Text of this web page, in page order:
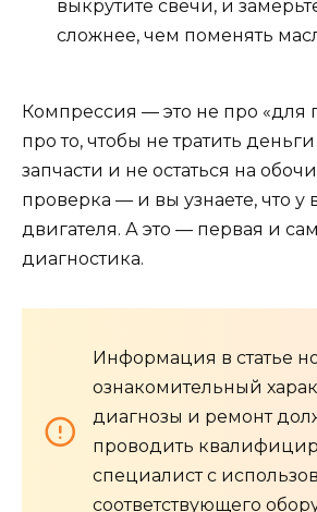
выкрутите свечи, и
сложнее, чем поменять
Компрессия — это не про «для
про то, чтобы не тратить
запчасти и не остаться на
проверка — и вы узнаете, что у
двигателя. А это — первая и
диагностика.
Информация в статье
ознакомительный
диагнозы и ремонт
проводить
специалист с
соответствующего